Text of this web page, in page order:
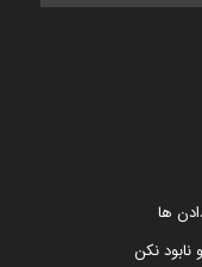
ها
نابود نکن